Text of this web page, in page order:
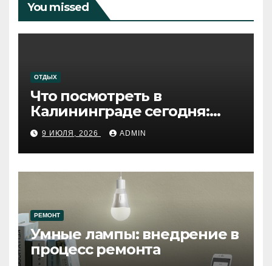
You missed
ОТДЫХ
Что посмотреть в
Калининграде сегодня:
путеводитель по самому
западному городу России
9 ИЮЛЯ, 2026 ADMIN
РЕМОНТ
Умные лампы: внедрение в
процесс ремонта